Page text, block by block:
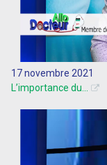
17 novembre 2021
L’importance du...